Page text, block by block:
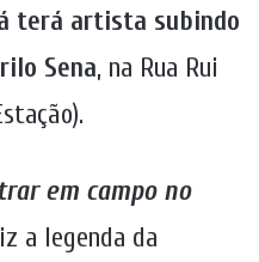
terá artista subindo
Sena, na Rua Rui
em campo no
a legenda da